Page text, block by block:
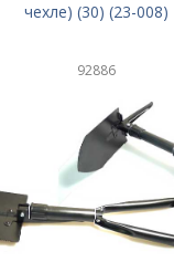
чехле) (30) (23-008)
92886